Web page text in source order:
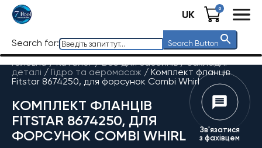
UK 0
Search for: Search Button
Головна / Каталог/Все для басейнів/Закладні
деталі / Гідро та аеромасаж / Комплект фланців
Fitstar 8674250, для форсунок Combi Whirl
КОМПЛЕКТ ФЛАНЦІВ
FITSTAR 8674250, ДЛЯ
ФОРСУНОК COMBI WHIRL
Зв'язатися
з фахівцем